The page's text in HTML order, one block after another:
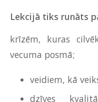
Lekcijā tiks runāts
krīzēm, kuras
vecuma posmā;
veidiem, kā
dzīves